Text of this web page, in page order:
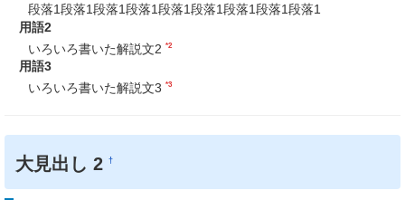
段落1段落1段落1段落1段落1段落1段落1段落1段落1
用語2
いろいろ書いた解説文2 *2
用語3
いろいろ書いた解説文3 *3
大見出し 2†